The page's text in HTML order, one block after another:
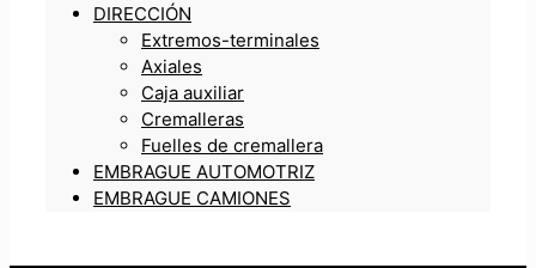
DIRECCIÓN
Extremos-terminales
Axiales
Caja auxiliar
Cremalleras
Fuelles de cremallera
EMBRAGUE AUTOMOTRIZ
EMBRAGUE CAMIONES